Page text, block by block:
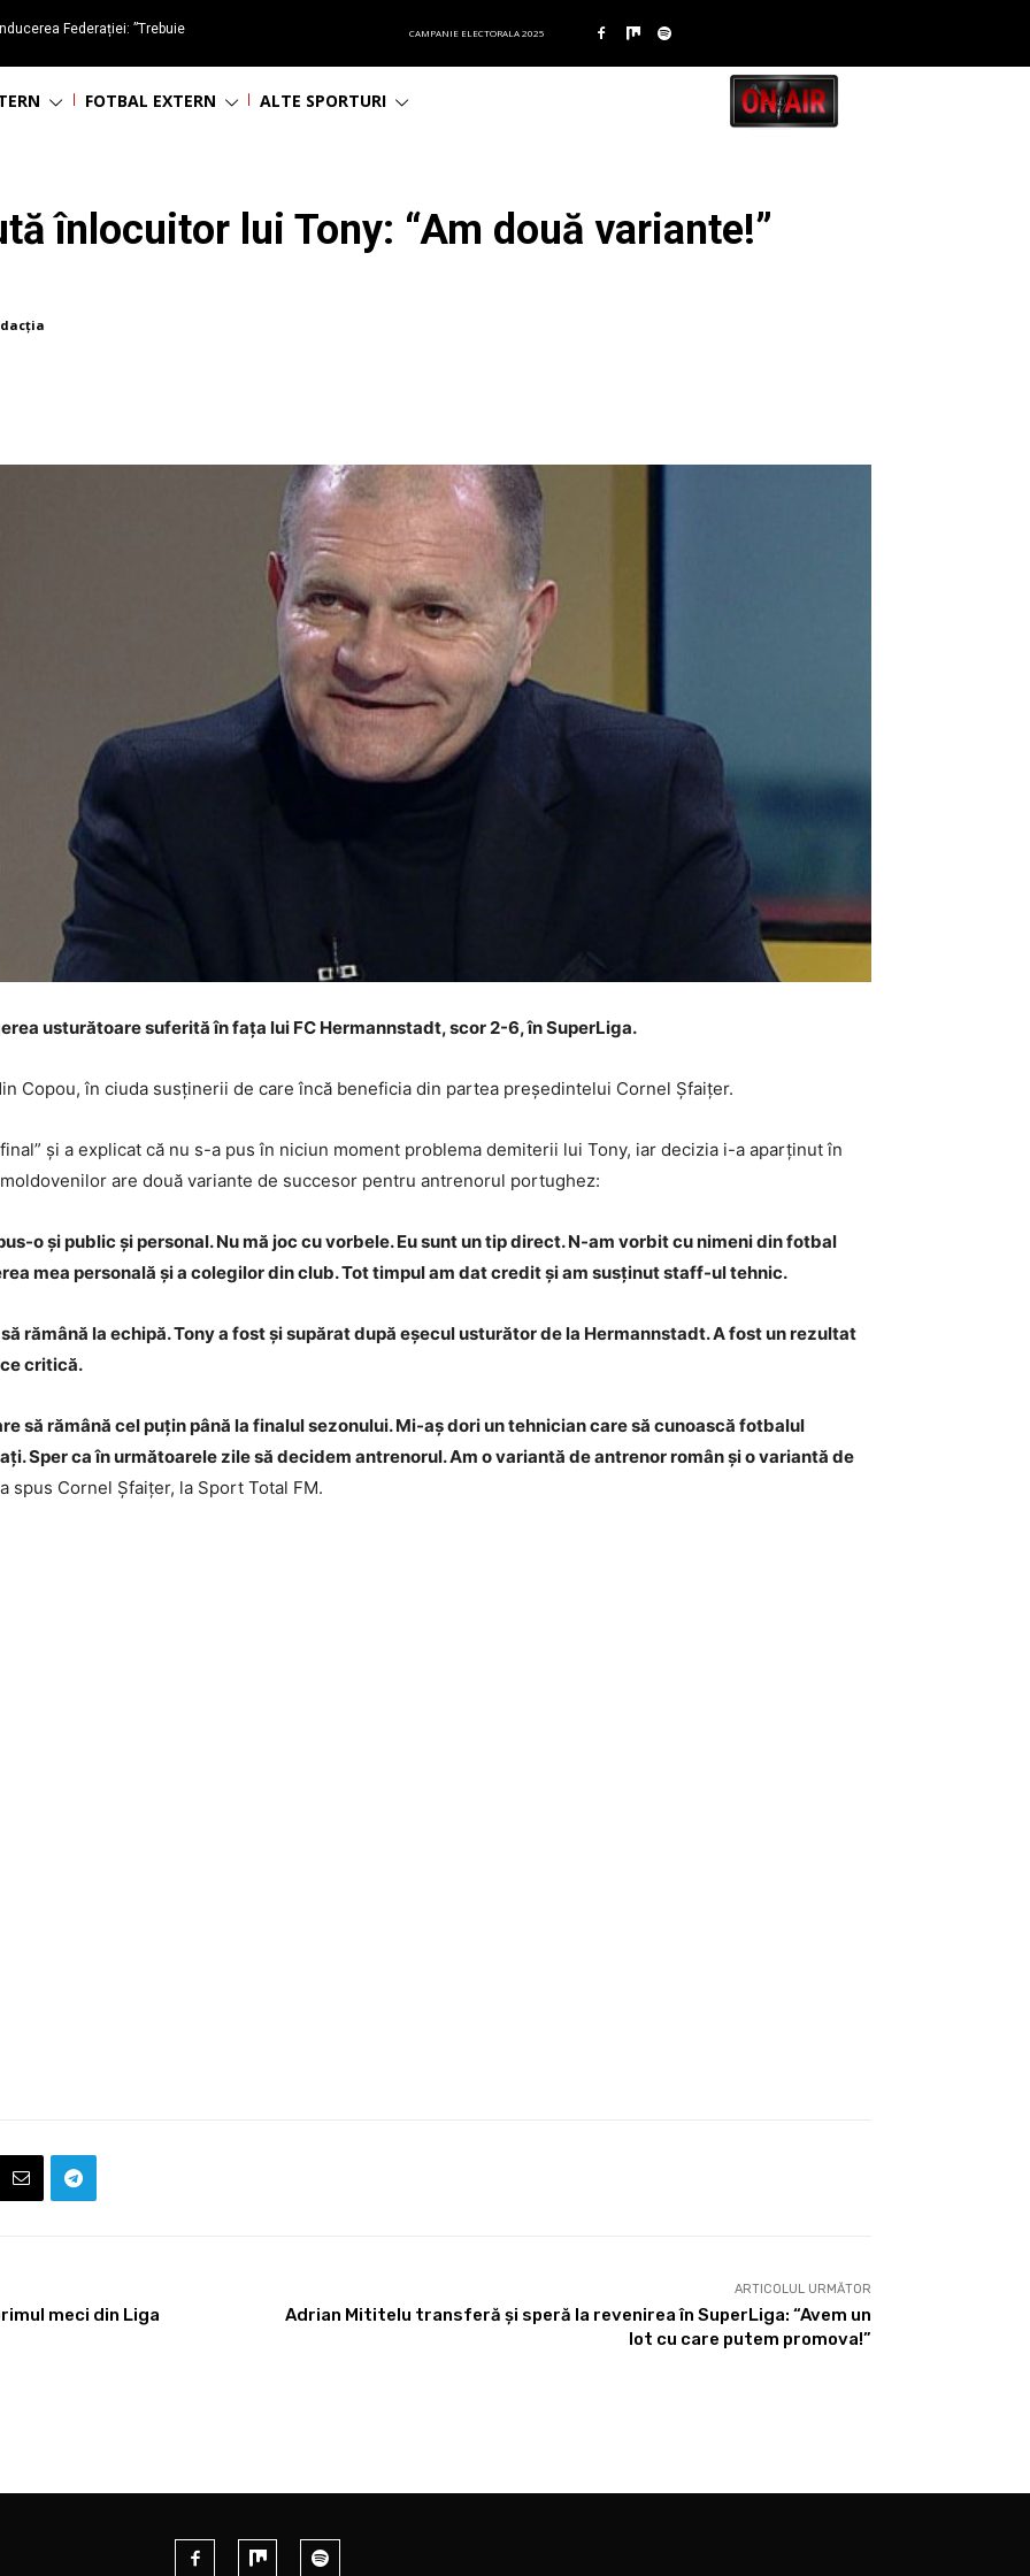
Federației: ”Trebuie
CAMPANIE ELECTORALA 2025
FOTBAL EXTERN ALTE SPORTURI
înlocuitor lui Tony: “Am două variante!”
usturătoare suferită în fața lui FC Hermannstadt, scor 2-6, în SuperLiga.
Copou, în ciuda susținerii de care încă beneficia din partea președintelui Cornel Șfaițer.
și a explicat că nu s-a pus în niciun moment problema demiterii lui Tony, iar decizia i-a aparținut în
are două variante de succesor pentru antrenorul portughez:
o și public și personal. Nu mă joc cu vorbele. Eu sunt un tip direct. N-am vorbit cu nimeni din fotbal
mea personală și a colegilor din club. Tot timpul am dat credit și am susținut staff-ul tehnic.
rămână la echipă. Tony a fost și supărat după eșecul usturător de la Hermannstadt. A fost un rezultat
critică.
să rămână cel puțin până la finalul sezonului. Mi-aș dori un tehnician care să cunoască fotbalul
Sper ca în următoarele zile să decidem antrenorul. Am o variantă de antrenor român și o variantă de
spus Cornel Șfaițer, la Sport Total FM.
meci din Liga
ARTICOLUL URMĂTOR
Adrian Mititelu transferă și speră la revenirea în SuperLiga: “Avem un
lot cu care putem promova!”